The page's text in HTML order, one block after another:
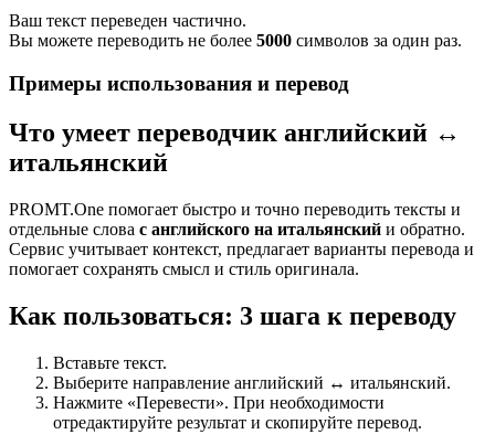
Ваш текст переведен частично.
Вы можете переводить не более 5000 символов за один раз.
Примеры использования и перевод
Что умеет переводчик английский ↔
итальянский
PROMT.One помогает быстро и точно переводить тексты и
отдельные слова с английского на итальянский и обратно.
Сервис учитывает контекст, предлагает варианты перевода и
помогает сохранять смысл и стиль оригинала.
Как пользоваться: 3 шага к переводу
Вставьте текст.
Выберите направление английский ↔ итальянский.
Нажмите «Перевести». При необходимости
отредактируйте результат и скопируйте перевод.